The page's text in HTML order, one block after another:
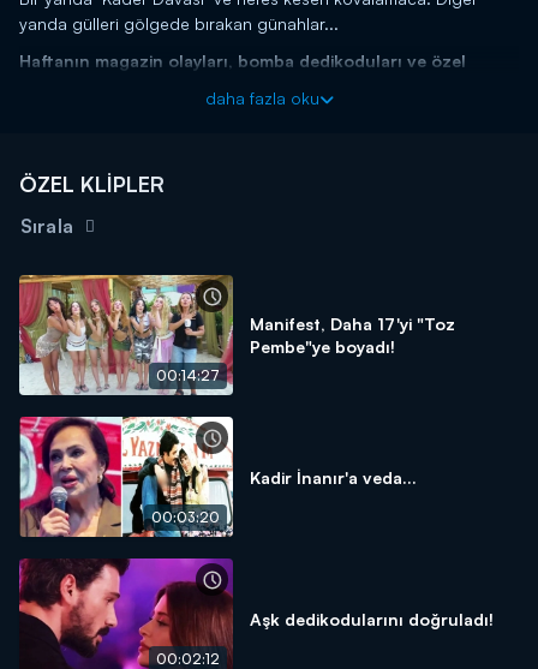
yanda gülleri gölgede bırakan günahlar...
Haftanın magazin olayları, bomba dedikoduları ve özel
daha fazla oku
ÖZEL KLİPLER
Sırala
00:14:27
Manifest, Daha 17'yi "Toz
Pembe"ye boyadı!
00:03:20
Kadir İnanır'a veda...
00:02:12
Aşk dedikodularını doğruladı!